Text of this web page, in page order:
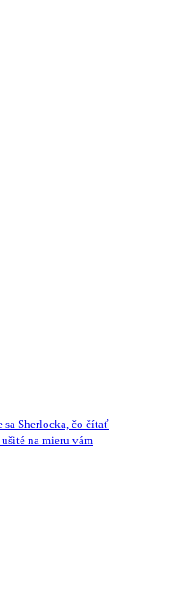
sa Sherlocka, čo čítať
na mieru vám